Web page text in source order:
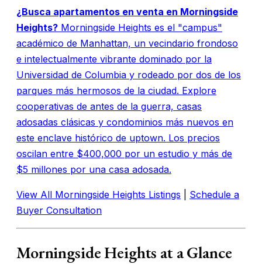
¿Busca apartamentos en venta en Morningside
Heights? Morningside Heights es el "campus"
académico de Manhattan, un vecindario frondoso
e intelectualmente vibrante dominado por la
Universidad de Columbia y rodeado por dos de los
parques más hermosos de la ciudad. Explore
cooperativas de antes de la guerra, casas
adosadas clásicas y condominios más nuevos en
este enclave histórico de uptown. Los precios
oscilan entre $400,000 por un estudio y más de
$5 millones por una casa adosada.
View All Morningside Heights Listings
Schedule a
Buyer Consultation
Morningside Heights at a Glance